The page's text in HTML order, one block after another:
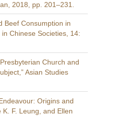
2018, pp. 201–231.
Beef Consumption in
Chinese Societies, 14:
Church and
Asian Studies
Origins and
F. Leung, and Ellen